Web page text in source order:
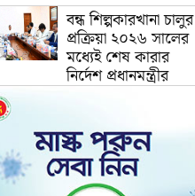
বন্ধ শিল্পকারখানা চালুর
প্রক্রিয়া ২০২৬ সালের
মধ্যেই শেষ কারার
নির্দেশ প্রধানমন্ত্রীর